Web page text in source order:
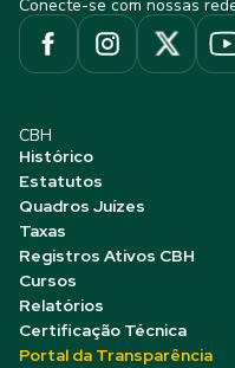
Conecte-se com nossas
CBH
Histórico
Estatutos
Quadros Juízes
Taxas
Registros Ativos CBH
Cursos
Relatórios
Certificação Técnica
Portal da Transparência